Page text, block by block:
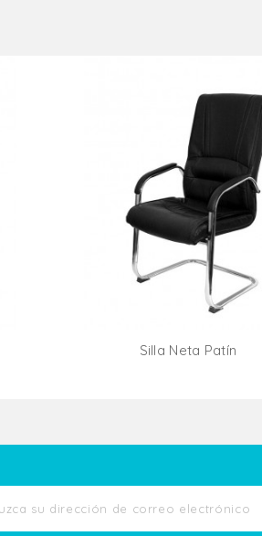
Silla Neta Patín